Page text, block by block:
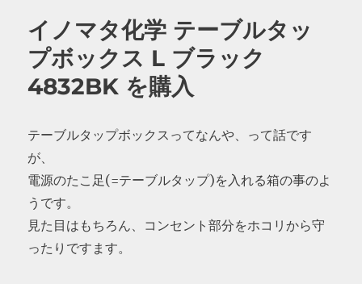
イノマタ化学 テーブルタッ
プボックス L ブラック
4832BK を購入
テーブルタップボックスってなんや、って話です
が、
電源のたこ足(=テーブルタップ)を入れる箱の事のよ
うです。
見た目はもちろん、コンセント部分をホコリから守
ったりですます。